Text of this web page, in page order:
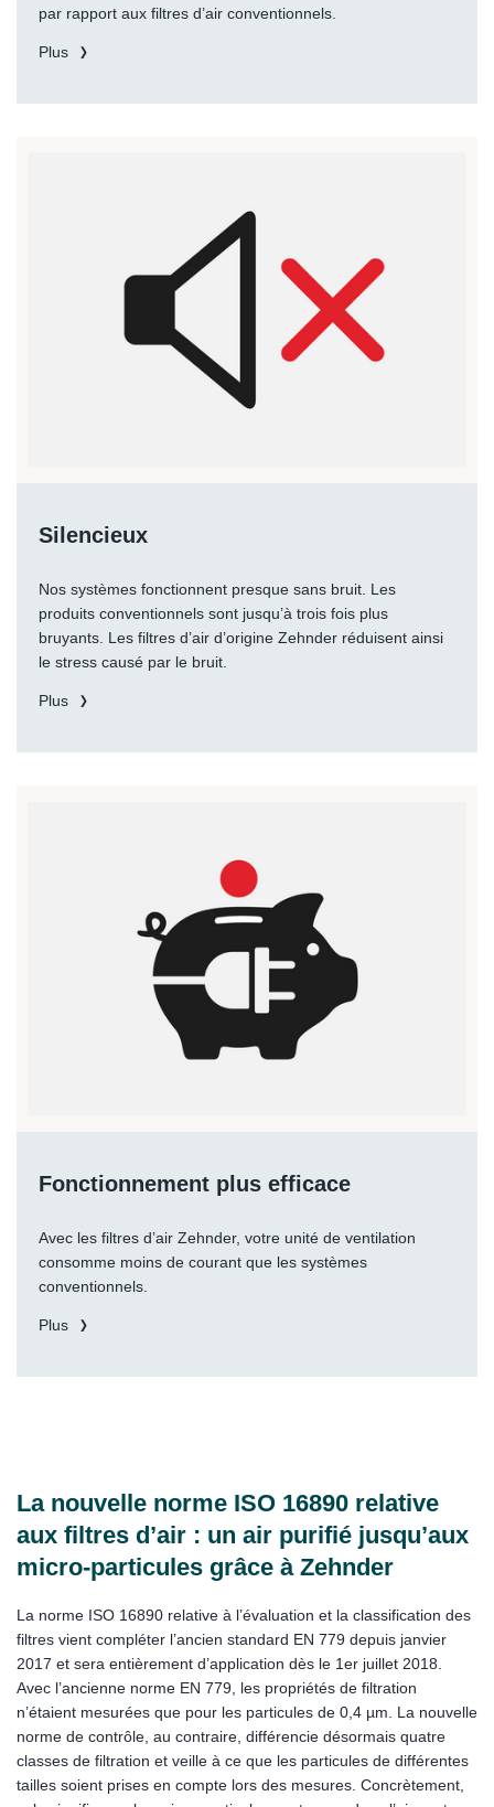
par rapport aux filtres d’air conventionnels.
Plus
Silencieux
Nos systèmes fonctionnent presque sans bruit. Les
produits conventionnels sont jusqu’à trois fois plus
bruyants. Les filtres d’air d’origine Zehnder réduisent ainsi
le stress causé par le bruit.
Plus
Fonctionnement plus efficace
Avec les filtres d’air Zehnder, votre unité de ventilation
consomme moins de courant que les systèmes
conventionnels.
Plus
La nouvelle norme ISO 16890 relative
aux filtres d’air : un air purifié jusqu’aux
micro-particules grâce à Zehnder
La norme ISO 16890 relative à l’évaluation et la classification des
filtres vient compléter l’ancien standard EN 779 depuis janvier
2017 et sera entièrement d’application dès le 1er juillet 2018.
Avec l’ancienne norme EN 779, les propriétés de filtration
n’étaient mesurées que pour les particules de 0,4 µm. La nouvelle
norme de contrôle, au contraire, différencie désormais quatre
classes de filtration et veille à ce que les particules de différentes
tailles soient prises en compte lors des mesures. Concrètement,